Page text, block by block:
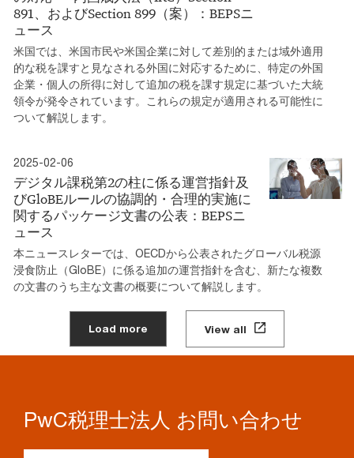
891、およびSection 899（案）：BEPSニ
ュース
米国では、米国市民や米国企業に対して差別的または域外適用
的な税を課すと見なされる外国に対応するために、特定の外国
企業・個人の所得に対して追加の税を課す規定に基づいた大統
領令が発令されています。これらの規定が適用される可能性に
ついて解説します。
2025-02-06
デジタル課税第2の柱に係る運営指針及
びGloBEルールの協調的・合理的実施に
関するパッケージ文書の公表：BEPSニ
ュース
本ニュースレターでは、OECDから公表されたグローバル税源
浸食防止（GloBE）に係る追加の運営指針を含む、新たな複数
の文書のうち主な文書の概要について解説します。
Load more View all
PwC税理士法人 お問い合わせ